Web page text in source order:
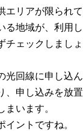
エリアが限られて
地域が、 利用し
チェック しましょ
光回線に申し込ん
、申し込みを放置
います。
ントですね。